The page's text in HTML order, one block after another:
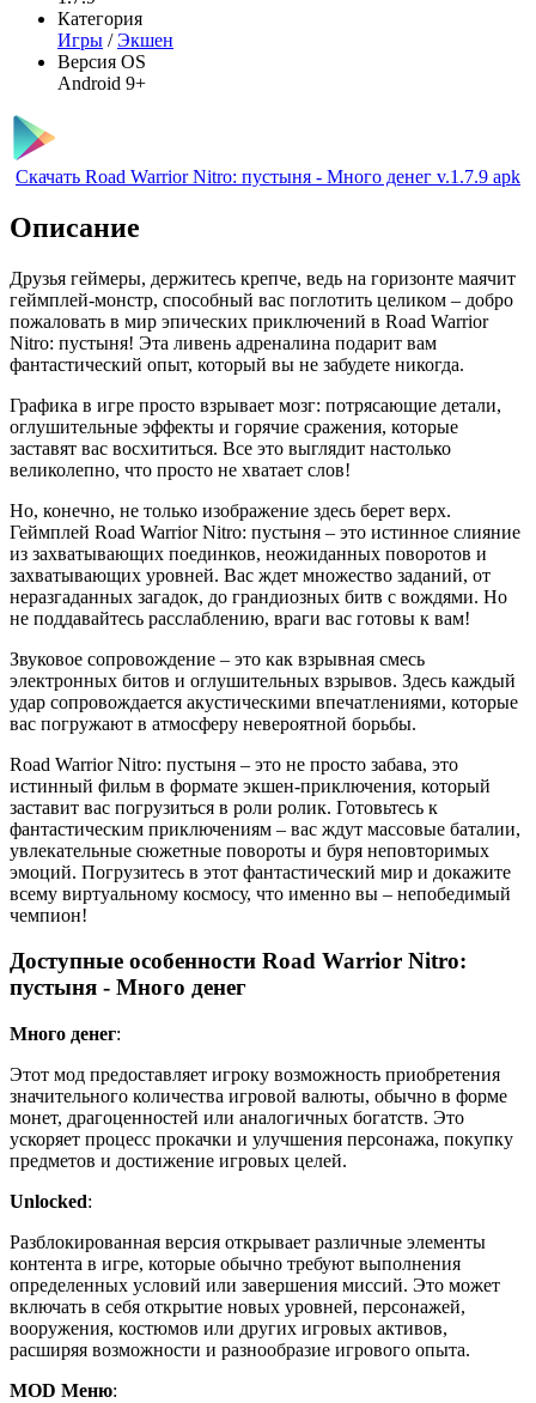
Категория
Игры /Экшен
Версия OS
Android 9+
Скачать Road Warrior Nitro: пустыня - Много денег v.1.7.9 apk
Описание
Друзья геймеры, держитесь крепче, ведь на горизонте маячит
геймплей-монстр, способный вас поглотить целиком – добро
пожаловать в мир эпических приключений в Road Warrior
Nitro: пустыня! Эта ливень адреналина подарит вам
фантастический опыт, который вы не забудете никогда.
Графика в игре просто взрывает мозг: потрясающие детали,
оглушительные эффекты и горячие сражения, которые
заставят вас восхититься. Все это выглядит настолько
великолепно, что просто не хватает слов!
Но, конечно, не только изображение здесь берет верх.
Геймплей Road Warrior Nitro: пустыня – это истинное слияние
из захватывающих поединков, неожиданных поворотов и
захватывающих уровней. Вас ждет множество заданий, от
неразгаданных загадок, до грандиозных битв с вождями. Но
не поддавайтесь расслаблению, враги вас готовы к вам!
Звуковое сопровождение – это как взрывная смесь
электронных битов и оглушительных взрывов. Здесь каждый
удар сопровождается акустическими впечатлениями, которые
вас погружают в атмосферу невероятной борьбы.
Road Warrior Nitro: пустыня – это не просто забава, это
истинный фильм в формате экшен-приключения, который
заставит вас погрузиться в роли ролик. Готовьтесь к
фантастическим приключениям – вас ждут массовые баталии,
увлекательные сюжетные повороты и буря неповторимых
эмоций. Погрузитесь в этот фантастический мир и докажите
всему виртуальному космосу, что именно вы – непобедимый
чемпион!
Доступные особенности Road Warrior Nitro:
пустыня - Много денег
Много денег:
Этот мод предоставляет игроку возможность приобретения
значительного количества игровой валюты, обычно в форме
монет, драгоценностей или аналогичных богатств. Это
ускоряет процесс прокачки и улучшения персонажа, покупку
предметов и достижение игровых целей.
Unlocked:
Разблокированная версия открывает различные элементы
контента в игре, которые обычно требуют выполнения
определенных условий или завершения миссий. Это может
включать в себя открытие новых уровней, персонажей,
вооружения, костюмов или других игровых активов,
расширяя возможности и разнообразие игрового опыта.
MOD Меню: